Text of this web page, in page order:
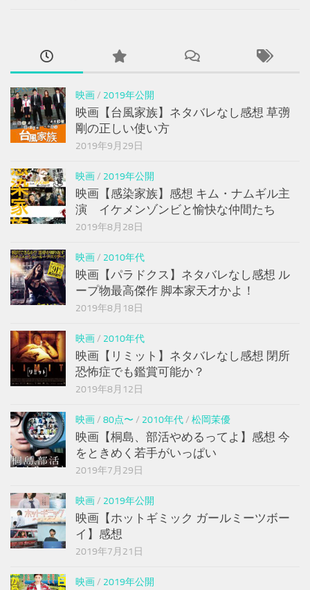
映画/ 2019年公開
映画【台風家族】ネタバレなし感想 草彅
剛の正しい使い方
2019年9月29日
映画/ 2019年公開
映画【感染家族】感想 キム・ナムギル主
演 イケメンゾンビと愉快な仲間たち
2019年8月28日
映画/ 2010年代
映画【パラドクス】ネタバレなし感想 ル
ープ物最高傑作 脚本家天才かよ！
2019年8月18日
映画/ 2010年代
映画【リミット】ネタバレなし感想 閉所
恐怖症でも鑑賞可能か？
2019年8月12日
映画/ 80点〜 / 2010年代/ 松岡茉優
映画【桐島、部活やめるってよ】感想 今
をときめく若手がいっぱい
2019年7月29日
映画/ 2019年公開
映画【ホットギミック ガールミーツボー
イ】感想
2019年7月21日
映画/ 2019年公開